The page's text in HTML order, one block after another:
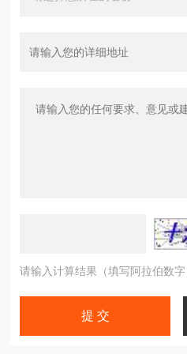
请输入计算结果（填写阿拉伯数